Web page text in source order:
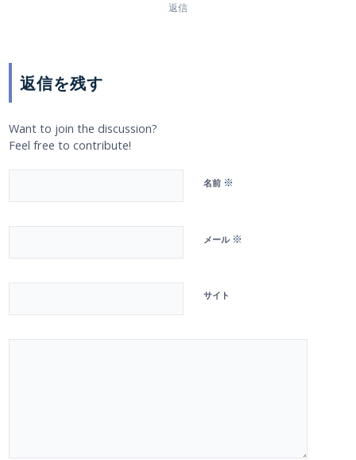
返信
返信を残す
Want to join the discussion?
Feel free to contribute!
名前 ※
メール ※
サイト